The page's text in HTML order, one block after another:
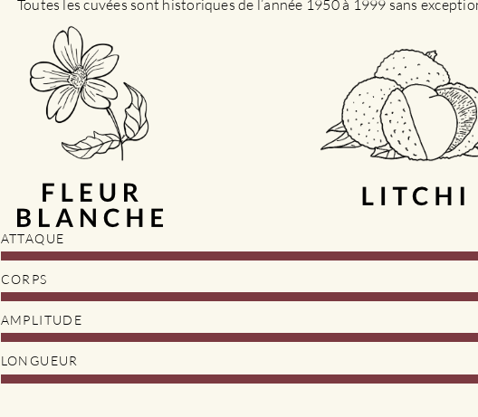
Toutes les cuvées sont historiques de l’année 1950 à 1999 sans
ATTAQUE
CORPS
AMPLITUDE
LONGUEUR